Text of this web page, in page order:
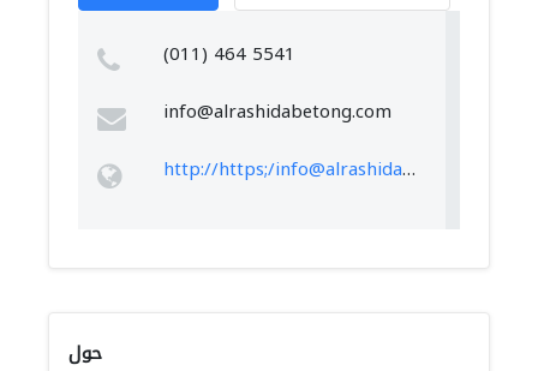
(011) 464 5541
info@alrashidabetong.com
http://https;/info@alrashidabetong.com
حول